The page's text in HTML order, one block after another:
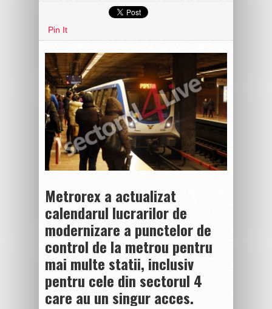
Pin It
Metrorex a actualizat
calendarul lucrarilor de
modernizare a punctelor de
control de la metrou pentru
mai multe statii, inclusiv
pentru cele din sectorul 4
care au un singur acces.